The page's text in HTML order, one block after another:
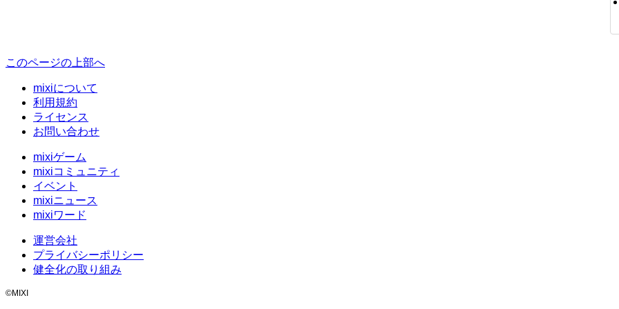
このページの上部へ
mixiについて
利用規約
ライセンス
お問い合わせ
mixiゲーム
mixiコミュニティ
イベント
mixiニュース
mixiワード
運営会社
プライバシーポリシー
健全化の取り組み
©MIXI